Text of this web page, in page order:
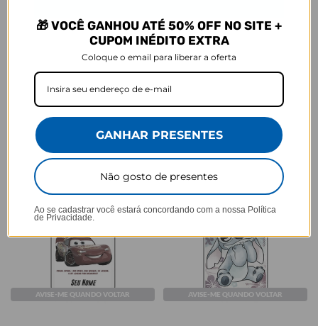
AVISE-ME QUANDO VOLTAR
Mural de Memórias
★★105079 avaliações
R$99,90
AVISE-ME QUANDO VOLTAR
Capinha para celular - The
Aristocats - Marie Watercolor
R$69,90 38% OFF
AVISE-ME QUANDO VOLTAR AVISE-ME QUANDO VOLTAR
🎁 VOCÊ GANHOU ATÉ 50% OFF NO SITE +
CUPOM INÉDITO EXTRA
Coloque o email para liberar a oferta
GANHAR PRESENTES
Não gosto de presentes
Ao se cadastrar você estará concordando com a nossa Política
de Privacidade.